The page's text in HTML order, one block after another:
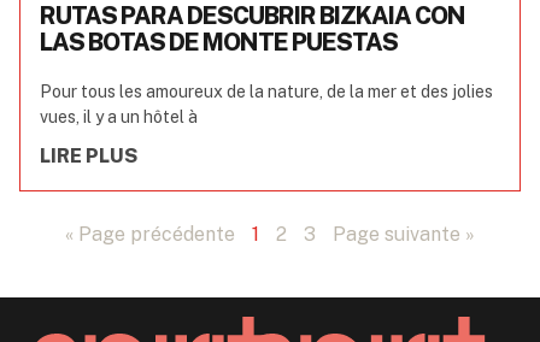
RUTAS PARA DESCUBRIR BIZKAIA CON
LAS BOTAS DE MONTE PUESTAS
Pour tous les amoureux de la nature, de la mer et des jolies
vues, il y a un hôtel à
LIRE PLUS
« Page précédente 1 2 3 Page suivante »